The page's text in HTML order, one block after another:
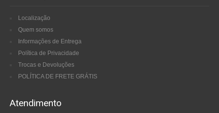
Localização
Quem somos
Informações de Entrega
Política de Privacidade
Trocas e Devoluções
POLÍTICA DE FRETE GRÁTIS
Atendimento